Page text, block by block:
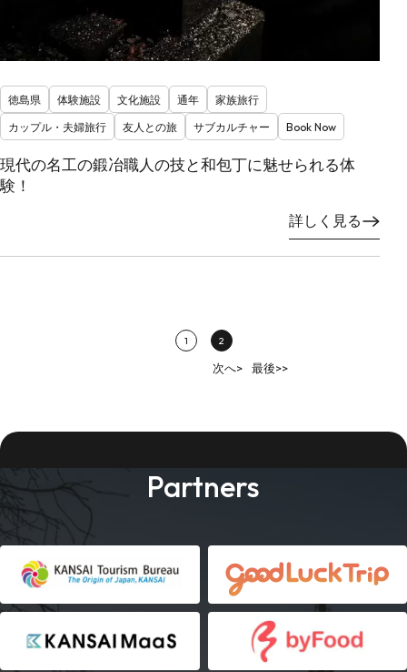
徳島県 体験施設 文化施設 通年
家族旅行
カップル・夫婦旅行
友人との旅 サブカルチャー Book Now
現代の名工の鍛冶職人の技と和包丁に魅せられる体
験！
詳しく見る
1 2
次へ> 最後>>
Partners